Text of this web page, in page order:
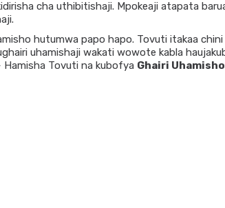
cha uthibitishaji. Mpokeaji atapata
hutumwa papo hapo. Tovuti itakaa chini
uhamishaji wakati wowote kabla
Hamisha Tovuti na kubofya Ghairi Uhamisho